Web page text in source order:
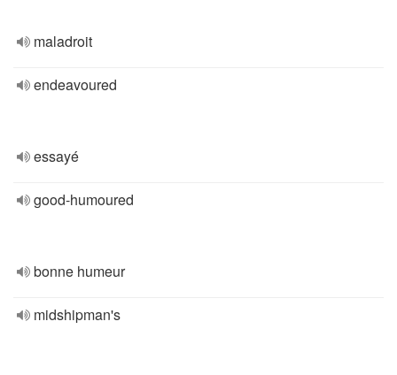
maladroit
endeavoured
essayé
good-humoured
bonne humeur
midshipman's